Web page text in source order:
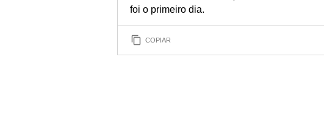
foi o primeiro dia.
COPIAR